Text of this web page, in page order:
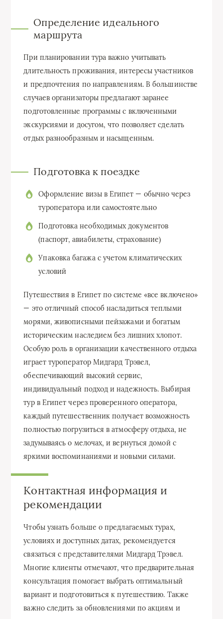
Определение идеального
маршрута
При планировании тура важно учитывать
длительность проживания, интересы участников
и предпочтения по направлениям. В большинстве
случаев организаторы предлагают заранее
подготовленные программы с включенными
экскурсиями и досугом, что позволяет сделать
отдых разнообразным и насыщенным.
Подготовка к поездке
Оформление визы в Египет — обычно через
туроператора или самостоятельно
Подготовка необходимых документов
(паспорт, авиабилеты, страхование)
Упаковка багажа с учетом климатических
условий
Путешествия в Египет по системе «все включено»
— это отличный способ насладиться теплыми
морями, живописными пейзажами и богатым
историческим наследием без лишних хлопот.
Особую роль в организации качественного отдыха
играет туроператор Мидгард Трэвел,
обеспечивающий высокий сервис,
индивидуальный подход и надежность. Выбирая
тур в Египет через проверенного оператора,
каждый путешественник получает возможность
полностью погрузиться в атмосферу отдыха, не
задумываясь о мелочах, и вернуться домой с
яркими воспоминаниями и новыми силами.
Контактная информация и
рекомендации
Чтобы узнать больше о предлагаемых турах,
условиях и доступных датах, рекомендуется
связаться с представителями Мидгард Трэвел.
Многие клиенты отмечают, что предварительная
консультация помогает выбрать оптимальный
вариант и подготовиться к путешествию. Также
важно следить за обновлениями по акциям и